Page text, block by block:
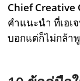
Chief
คำแนะนำ ที่เอเ
บอกแต่ก็ไม่กล้า